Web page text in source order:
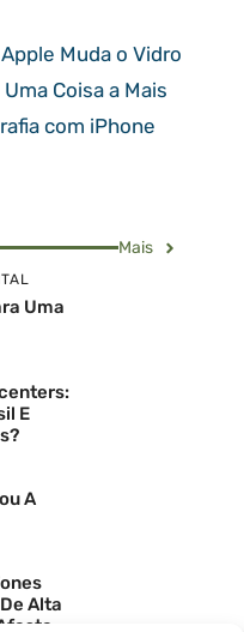
Muda o Vidro
Coisa a Mais
com iPhone
Mais
Uma
E
A
Alta